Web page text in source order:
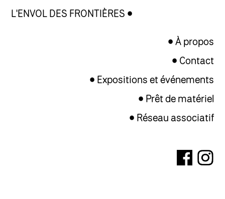
L'ENVOL DES FRONTIÈRES
À propos
Contact
Expositions et événements
Prêt de matériel
Réseau associatif